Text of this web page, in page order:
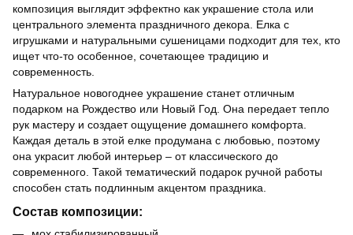
композиция выглядит эффектно как украшение стола или
центрального элемента праздничного декора. Елка с
игрушками и натуральными сушеницами подходит для тех, кто
ищет что-то особенное, сочетающее традицию и
современность.
Натуральное новогоднее украшение станет отличным
подарком на Рождество или Новый Год. Она передает тепло
рук мастеру и создает ощущение домашнего комфорта.
Каждая деталь в этой елке продумана с любовью, поэтому
она украсит любой интерьер – от классического до
современного. Такой тематический подарок ручной работы
способен стать подлинным акцентом праздника.
Состав композиции: